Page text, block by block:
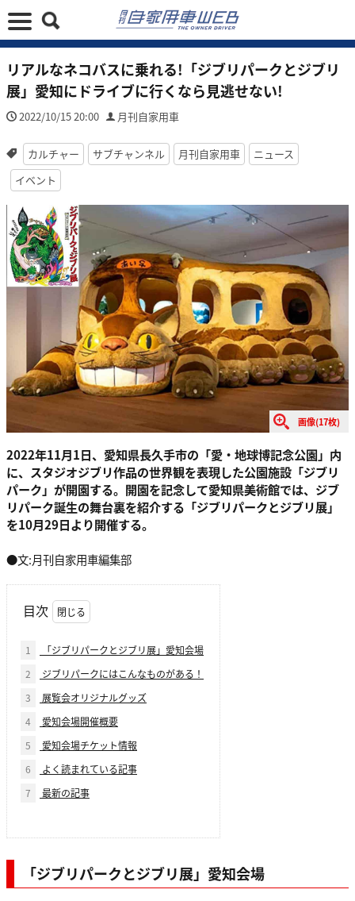
リアルなネコバスに乗れる!「ジブリパークとジブリ
展」愛知にドライブに行くなら見逃せない!
2022/10/15 20:00 月刊自家用車
カルチャー サブチャンネル 月刊自家用車
ニュース
イベント
画像(17枚)
2022年11月1日、愛知県長久手市の「愛・地球博記念公園」内
に、スタジオジブリ作品の世界観を表現した公園施設「ジブリ
パーク」が開園する。開園を記念して愛知県美術館では、ジブ
リパーク誕生の舞台裏を紹介する「ジブリパークとジブリ展」
を10月29日より開催する。
●文:月刊自家用車編集部
目次
1
「ジブリパークとジブリ展」愛知会場
2
ジブリパークにはこんなものがある！
3
展覧会オリジナルグッズ
4
愛知会場開催概要
5
愛知会場チケット情報
6
よく読まれている記事
7
最新の記事
「ジブリパークとジブリ展」愛知会場